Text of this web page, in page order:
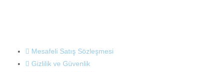
Mesafeli Satış Sözleşmesi
Gizlilik ve Güvenlik